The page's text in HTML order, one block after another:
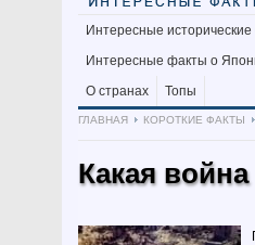
Интересные
Интересные факты о
О странах
Топы
ГЛАВНАЯ
КОРОТКИЕ ФАКТЫ
Какая